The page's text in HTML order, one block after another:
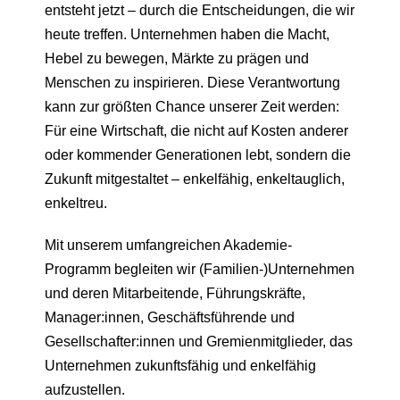
entsteht jetzt – durch die Entscheidungen, die wir
heute treffen. Unternehmen haben die Macht,
Hebel zu bewegen, Märkte zu prägen und
Menschen zu inspirieren. Diese Verantwortung
kann zur größten Chance unserer Zeit werden:
Für eine Wirtschaft, die nicht auf Kosten anderer
oder kommender Generationen lebt, sondern die
Zukunft mitgestaltet – enkelfähig, enkeltauglich,
enkeltreu.
Mit unserem umfangreichen Akademie-
Programm begleiten wir (Familien-)Unternehmen
und deren Mitarbeitende, Führungskräfte,
Manager:innen, Geschäftsführende und
Gesellschafter:innen und Gremienmitglieder, das
Unternehmen zukunftsfähig und enkelfähig
aufzustellen.